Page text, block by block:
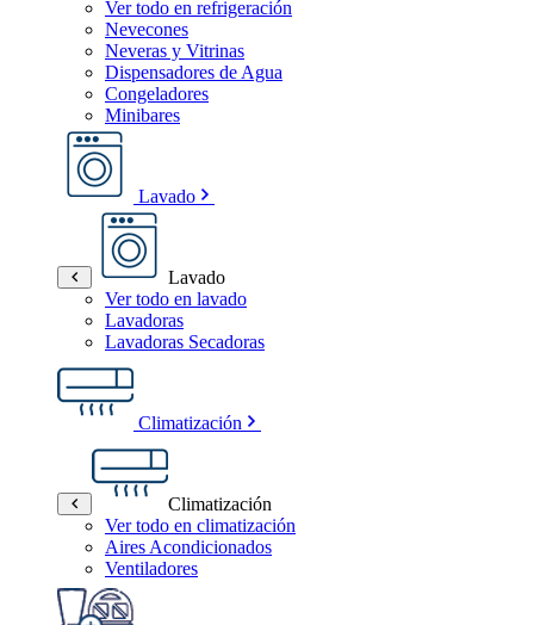
Ver todo en refrigeración
Nevecones
Neveras y Vitrinas
Dispensadores de Agua
Congeladores
Minibares
Lavado
Lavado
Ver todo en lavado
Lavadoras
Lavadoras Secadoras
Climatización
Climatización
Ver todo en climatización
Aires Acondicionados
Ventiladores